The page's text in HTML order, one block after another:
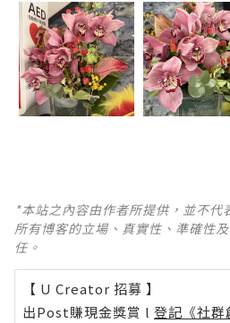
*本站之內容由作者所提供，並不代
所有博客的立場、真實性、準確性
任。
【 U Creator 招募 】
出Post賺現金獎賞 l 登記《社群